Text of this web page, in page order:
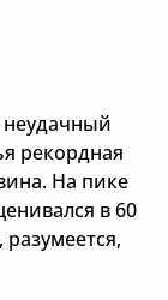
неудачный
рекордная
На пике
в 60